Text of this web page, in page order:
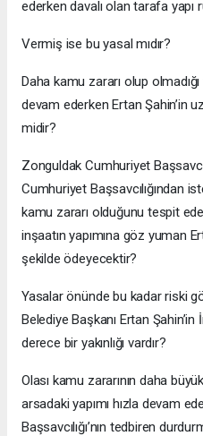
ederken davalı olan tarafa yapı
Vermiş ise bu yasal mıdır?
Daha kamu zararı olup
devam ederken Ertan Şahin’in
midir?
Zonguldak Cumhuriyet
Cumhuriyet Başsavcılığından
kamu zararı olduğunu tespit
inşaatın yapımına göz yuman
şekilde ödeyecektir?
Yasalar önünde bu kadar riski
Belediye Başkanı Ertan
derece bir yakınlığı vardır?
Olası kamu zararının daha
arsadaki yapımı hızla devam
Başsavcılığı’nın tedbiren